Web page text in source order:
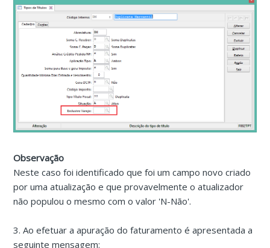
Observação
Neste caso foi identificado que foi um campo novo criado
por uma atualização e que provavelmente o atualizador
não populou o mesmo com o valor 'N-Não'.
3. Ao efetuar a apuração do faturamento é apresentada a
seguinte mensagem: